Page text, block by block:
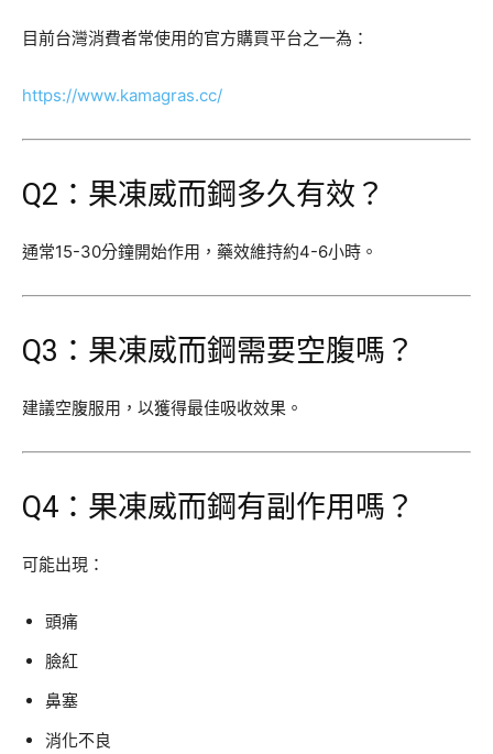
目前台灣消費者常使用的官方購買平台之一為：
https://www.kamagras.cc/
Q2：果凍威而鋼多久有效？
通常15-30分鐘開始作用，藥效維持約4-6小時。
Q3：果凍威而鋼需要空腹嗎？
建議空腹服用，以獲得最佳吸收效果。
Q4：果凍威而鋼有副作用嗎？
可能出現：
頭痛
臉紅
鼻塞
消化不良